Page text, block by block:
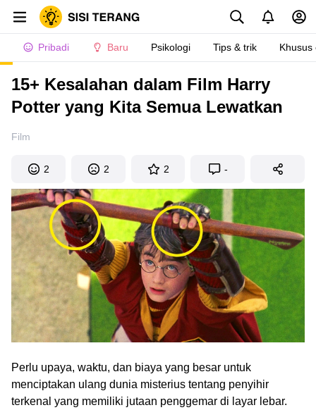
Pribadi Baru Psikologi Tips & trik Khusus
15+ Kesalahan dalam Film Harry
Potter yang Kita Semua Lewatkan
Film
2 2 2 -
Perlu upaya, waktu, dan biaya yang besar untuk
menciptakan ulang dunia misterius tentang penyihir
terkenal yang memiliki jutaan penggemar di layar lebar.